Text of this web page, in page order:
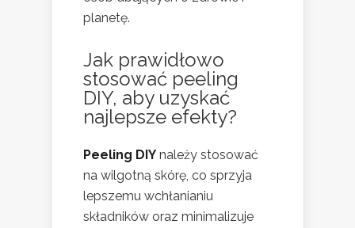
planetę.
Jak prawidłowo
stosować peeling
DIY, aby uzyskać
najlepsze efekty?
Peeling DIY należy stosować
na wilgotną skórę, co sprzyja
lepszemu wchłanianiu
składników oraz minimalizuje